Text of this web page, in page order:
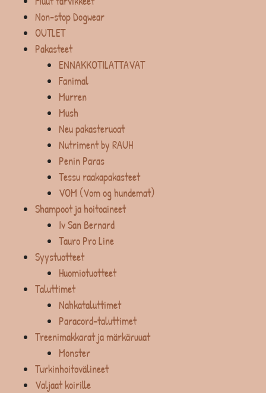
Non-stop Dogwear
OUTLET
Pakasteet
ENNAKKOTILATTAVAT
Fanimal
Murren
Mush
Neu pakasteruoat
Nutriment by RAUH
Penin Paras
Tessu raakapakasteet
VOM (Vom og hundemat)
Shampoot ja hoitoaineet
Iv San Bernard
Tauro Pro Line
Syystuotteet
Huomiotuotteet
Taluttimet
Nahkataluttimet
Paracord-taluttimet
Treenimakkarat ja märkäruuat
Monster
Turkinhoitovälineet
Valjaat koirille